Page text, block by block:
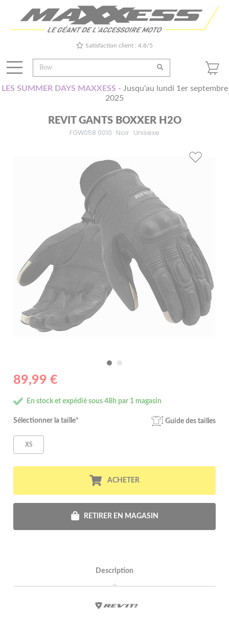
Satisfaction client : 4.8/5
LES SUMMER DAYS MAXXESS - Jusqu'au lundi 1er septembre
2025
REVIT GANTS BOXXER H2O
FGW058 0010 Noir Unisexe
89,99 €
En stock et expédié sous 48h par 1 magasin
Sélectionner la taille* Guide des tailles
XS
ACHETER
RETIRER EN MAGASIN
Description